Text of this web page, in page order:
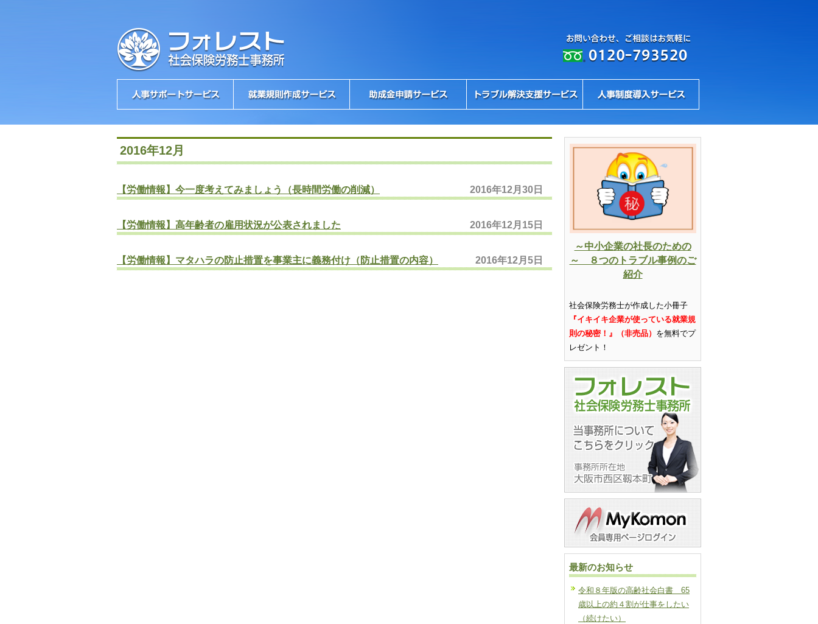
2016年12月
【労働情報】今一度考えてみましょう（長時間労働の削減） 2016年12月30日
【労働情報】高年齢者の雇用状況が公表されました 2016年12月15日
【労働情報】マタハラの防止措置を事業主に義務付け（防止措置の内容） 2016年12月5日
～中小企業の社長のための
～ ８つのトラブル事例のご
紹介
社会保険労務士が作成した小冊子
『イキイキ企業が使っている就業規
則の秘密！』（非売品） を無料でプ
レゼント ！
最新のお知らせ
令和８年版の高齢社会白書 65
歳以上の約４割が仕事をしたい
（続けたい）